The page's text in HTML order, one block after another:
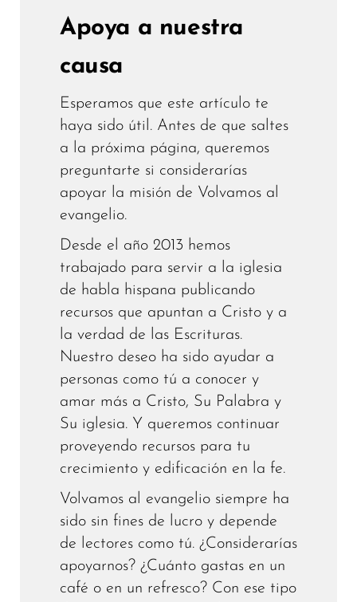
Apoya a nuestra
causa
Esperamos que este artículo te
haya sido útil. Antes de que saltes
a la próxima página, queremos
preguntarte si considerarías
apoyar la misión de Volvamos al
evangelio.
Desde el año 2013 hemos
trabajado para servir a la iglesia
de habla hispana publicando
recursos que apuntan a Cristo y a
la verdad de las Escrituras.
Nuestro deseo ha sido ayudar a
personas como tú a conocer y
amar más a Cristo, Su Palabra y
Su iglesia. Y queremos continuar
proveyendo recursos para tu
crecimiento y edificación en la fe.
Volvamos al evangelio siempre ha
sido sin fines de lucro y depende
de lectores como tú. ¿Considerarías
apoyarnos? ¿Cuánto gastas en un
café o en un refresco? Con ese tipo